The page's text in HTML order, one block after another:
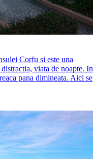
Corfu si este una
viata de noapte. In
pana dimineata. Aici se